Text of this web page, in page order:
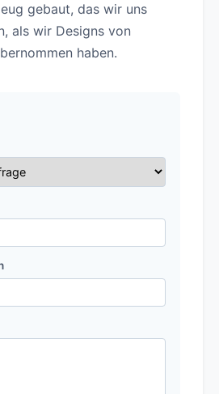
gebaut, das wir uns
als wir Designs von
haben.